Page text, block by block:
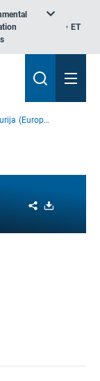
ET
Euroopa kliimaandmete uurija (European Climate Data Explorer)
Share